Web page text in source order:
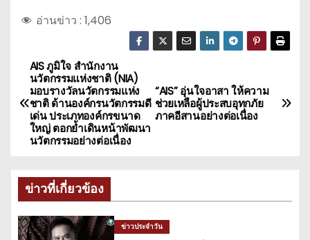
อ่านข่าว : 1,406
แ
น
ะ
น
ว
“AIS” อุ่นใจอาสา ให้ความ
ช่วยเหลือผู้ประสบอุทกภัย
ภาคอีสานอย่างต่อเนื่อง
AIS ภูมิใจ สำนักงาน
นวัตกรรมแห่งชาติ (NIA)
มอบรางวัลนวัตกรรมแห่ง
ชาติ ด้านองค์กรนวัตกรรมดี
เด่น ประเภทองค์กรขนาด
ใหญ่ ตอกย้ำเดินหน้าพัฒนา
นวัตกรรมอย่างต่อเนื่อง
ข่าวที่เกี่ยวข้อง
ข่าวประจำวัน